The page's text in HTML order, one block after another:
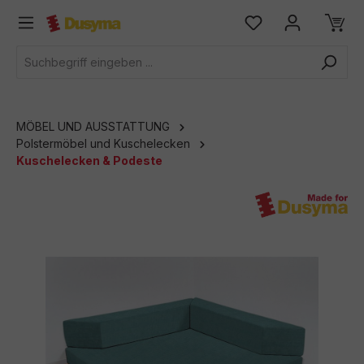
springen
MÖBEL UND AUSSTATTUNG
Polstermöbel und Kuschelecken
Kuschelecken & Podeste